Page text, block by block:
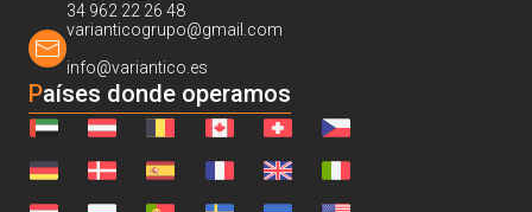
34 962 22 26 48
varianticogrupo@gmail.com
info@variantico.es
Países donde operamos